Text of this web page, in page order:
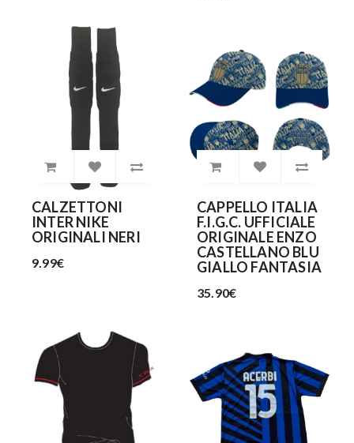
CALZETTONI
INTER NIKE
ORIGINALI NERI
9.99€
CAPPELLO ITALIA
F.I.G.C. UFFICIALE
ORIGINALE ENZO
CASTELLANO BLU
GIALLO FANTASIA
35.90€